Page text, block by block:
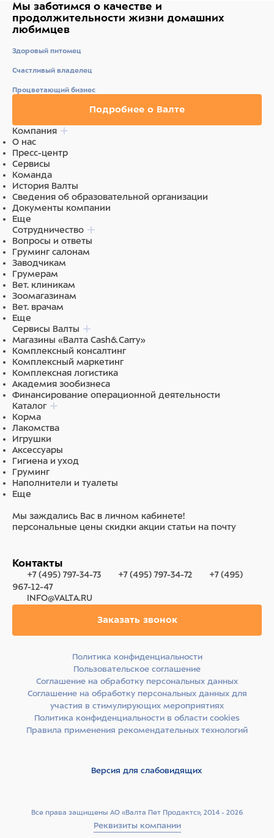
Мы заботимся о качестве и
продолжительности жизни домашних
любимцев
Здоровый питомец
Счастливый владелец
Процветающий бизнес
Подробнее о Валте
Компания
О нас
Пресс-центр
Сервисы
Команда
История Валты
Сведения об образовательной организации
Документы компании
Еще
Сотрудничество
Вопросы и ответы
Груминг салонам
Заводчикам
Грумерам
Вет. клиникам
Зоомагазинам
Вет. врачам
Еще
Сервисы Валты
Магазины «Валта Cash&Carry»
Комплексный консалтинг
Комплексный маркетинг
Комплексная логистика
Академия зообизнеса
Финансирование операционной деятельности
Каталог
Корма
Лакомства
Игрушки
Аксессуары
Гигиена и уход
Груминг
Наполнители и туалеты
Еще
Мы заждались Вас в личном кабинете!
персональные цены скидки акции статьи на почту
Контакты
+7 (495) 797-34-73 +7 (495) 797-34-72
+7 (495)
967-12-47
INFO@VALTA.RU
Заказать звонок
Все права защищены АО «Валта Пет Продактс», 2014 - 2026
Реквизиты компании
Политика конфиденциальности
Пользовательское соглашение
Соглашение на обработку персональных данных
Соглашение на обработку персональных данных для
участия в стимулирующих мероприятиях
Политика конфиденциальности в области cookies
Правила применения рекомендательных технологий
Версия для слабовидящих